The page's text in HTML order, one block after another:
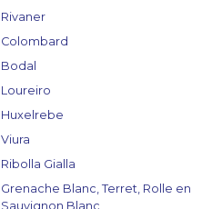
Rivaner
Colombard
Bodal
Loureiro
Huxelrebe
Viura
Ribolla Gialla
Grenache Blanc, Terret, Rolle en
Sauvignon Blanc